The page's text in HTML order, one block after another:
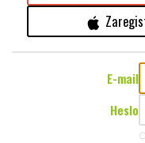
E-mail
Heslo